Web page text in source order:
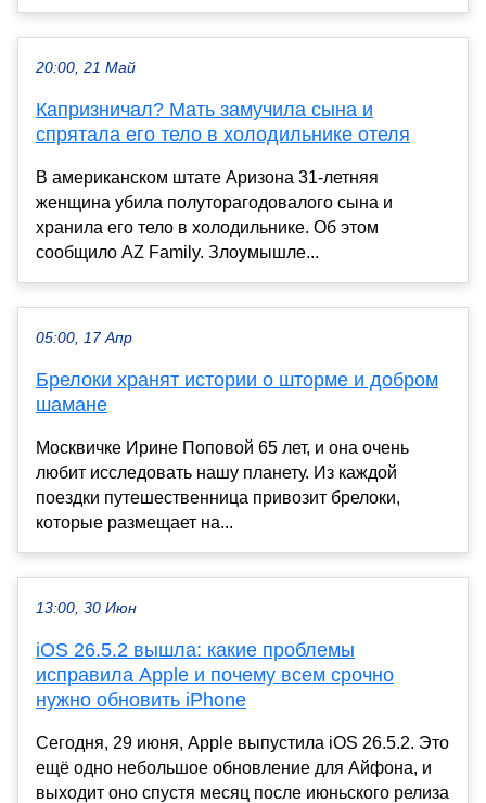
20:00, 21 Май
Капризничал? Мать замучила сына и
спрятала его тело в холодильнике отеля
В американском штате Аризона 31-летняя
женщина убила полуторагодовалого сына и
хранила его тело в холодильнике. Об этом
сообщило AZ Family. Злоумышле...
05:00, 17 Апр
Брелоки хранят истории о шторме и добром
шамане
Москвичке Ирине Поповой 65 лет, и она очень
любит исследовать нашу планету. Из каждой
поездки путешественница приво­зит брелоки,
которые размещает на...
13:00, 30 Июн
iOS 26.5.2 вышла: какие проблемы
исправила Apple и почему всем срочно
нужно обновить iPhone
Сегодня, 29 июня, Apple выпустила iOS 26.5.2. Это
ещё одно небольшое обновление для Айфона, и
выходит оно спустя месяц после июньского релиза